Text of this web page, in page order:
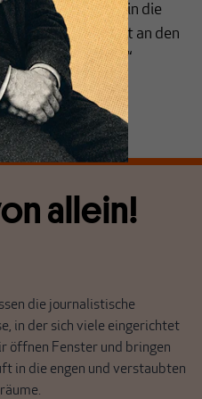
in die
Mitgliedschaft an den
allein!
die journalistische
in der sich viele eingerichtet
öffnen Fenster und bringen
in die engen und verstaubten